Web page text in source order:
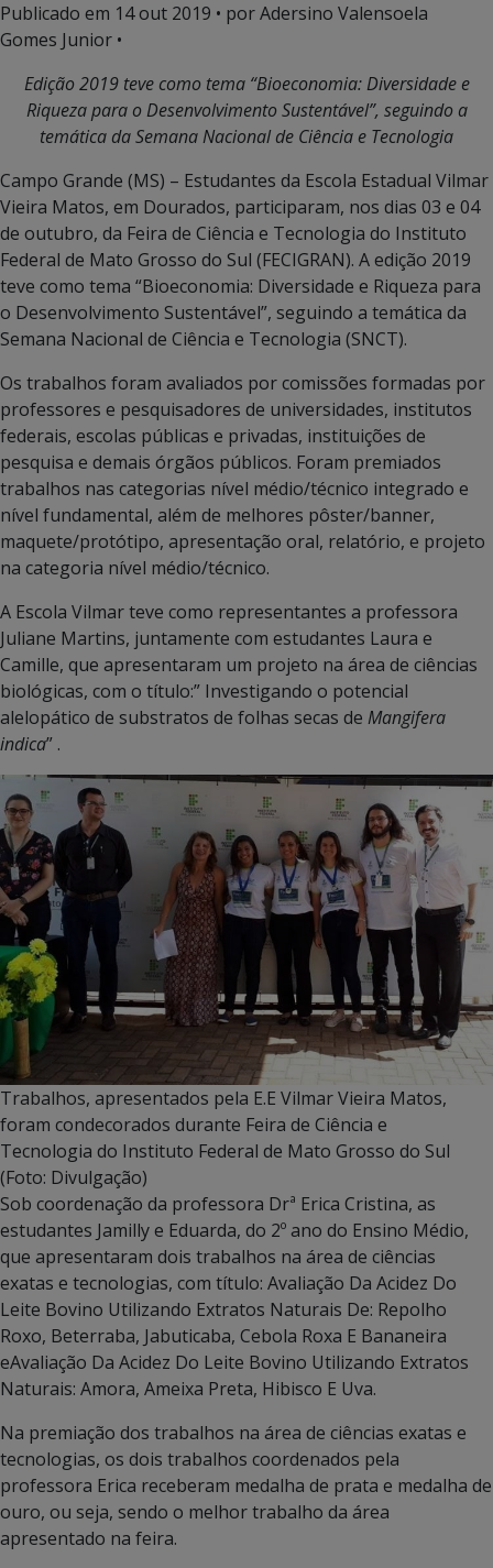
Publicado em 14 out 2019 • por Adersino Valensoela
Gomes Junior •
Edição 2019 teve como tema “Bioeconomia: Diversidade e
Riqueza para o Desenvolvimento Sustentável”, seguindo a
temática da Semana Nacional de Ciência e Tecnologia
Campo Grande (MS) – Estudantes da Escola Estadual Vilmar
Vieira Matos, em Dourados, participaram, nos dias 03 e 04
de outubro, da Feira de Ciência e Tecnologia do Instituto
Federal de Mato Grosso do Sul (FECIGRAN). A edição 2019
teve como tema “Bioeconomia: Diversidade e Riqueza para
o Desenvolvimento Sustentável”, seguindo a temática da
Semana Nacional de Ciência e Tecnologia (SNCT).
Os trabalhos foram avaliados por comissões formadas por
professores e pesquisadores de universidades, institutos
federais, escolas públicas e privadas, instituições de
pesquisa e demais órgãos públicos. Foram premiados
trabalhos nas categorias nível médio/técnico integrado e
nível fundamental, além de melhores pôster/banner,
maquete/protótipo, apresentação oral, relatório, e projeto
na categoria nível médio/técnico.
A Escola Vilmar teve como representantes a professora
Juliane Martins, juntamente com estudantes Laura e
Camille, que apresentaram um projeto na área de ciências
biológicas, com o título:” Investigando o potencial
alelopático de substratos de folhas secas de Mangifera
indica” .
Trabalhos, apresentados pela E.E Vilmar Vieira Matos,
foram condecorados durante Feira de Ciência e
Tecnologia do Instituto Federal de Mato Grosso do Sul
(Foto: Divulgação)
Sob coordenação da professora Drª Erica Cristina, as
estudantes Jamilly e Eduarda, do 2º ano do Ensino Médio,
que apresentaram dois trabalhos na área de ciências
exatas e tecnologias, com título: Avaliação Da Acidez Do
Leite Bovino Utilizando Extratos Naturais De: Repolho
Roxo, Beterraba, Jabuticaba, Cebola Roxa E Bananeira
eAvaliação Da Acidez Do Leite Bovino Utilizando Extratos
Naturais: Amora, Ameixa Preta, Hibisco E Uva.
Na premiação dos trabalhos na área de ciências exatas e
tecnologias, os dois trabalhos coordenados pela
professora Erica receberam medalha de prata e medalha de
ouro, ou seja, sendo o melhor trabalho da área
apresentado na feira.